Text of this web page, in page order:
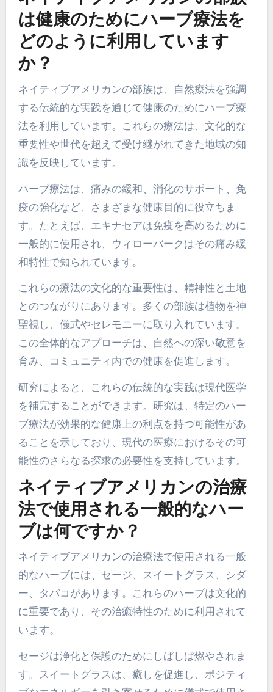
は健康のためにハーブ療法を
どのように利用しています
か？
ネイティブアメリカンの部族は、自然療法を強調
する伝統的な実践を通じて健康のためにハーブ療
法を利用しています。これらの療法は、文化的な
重要性や世代を超えて受け継がれてきた地域の知
識を反映しています。
ハーブ療法は、痛みの緩和、消化のサポート、免
疫の強化など、さまざまな健康目的に役立ちま
す。たとえば、エキナセアは免疫を高めるために
一般的に使用され、ウィローバークはその痛み緩
和特性で知られています。
これらの療法の文化的な重要性は、精神性と土地
とのつながりにあります。多くの部族は植物を神
聖視し、儀式やセレモニーに取り入れています。
この全体的なアプローチは、自然への深い敬意を
育み、コミュニティ内での健康を促進します。
研究によると、これらの伝統的な実践は現代医学
を補完することができます。研究は、特定のハー
ブ療法が効果的な健康上の利点を持つ可能性があ
ることを示しており、現代の医療におけるその可
能性のさらなる探求の必要性を支持しています。
ネイティブアメリカンの治療
法で使用される一般的なハー
ブは何ですか？
ネイティブアメリカンの治療法で使用される一般
的なハーブには、セージ、スイートグラス、シダ
ー、タバコがあります。これらのハーブは文化的
に重要であり、その治癒特性のために利用されて
います。
セージは浄化と保護のためにしばしば燃やされま
す。スイートグラスは、癒しを促進し、ポジティ